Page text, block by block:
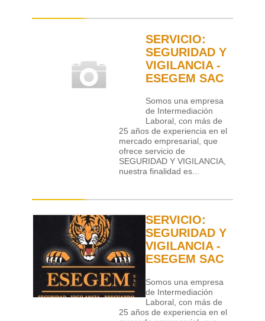
SERVICIO:
SEGURIDAD Y
VIGILANCIA -
ESEGEM SAC
Somos una empresa
de Intermediación
Laboral, con más de
25 años de experiencia en el
mercado empresarial, que
ofrece servicio de
SEGURIDAD Y VIGILANCIA,
nuestra finalidad es...
SERVICIO:
SEGURIDAD Y
VIGILANCIA -
ESEGEM SAC
Somos una empresa
de Intermediación
Laboral, con más de
25 años de experiencia en el